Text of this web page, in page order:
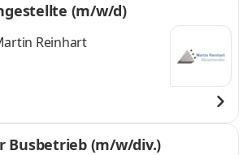
(m/w/d)
Reinhart
Busbetrieb (m/w/div.)